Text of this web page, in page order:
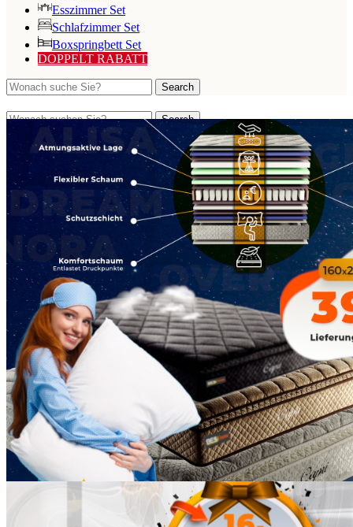
Esszimmer Set
Schlafzimmer Set
Boxspringbett Set
DOPPELT RABATT
Search
Search